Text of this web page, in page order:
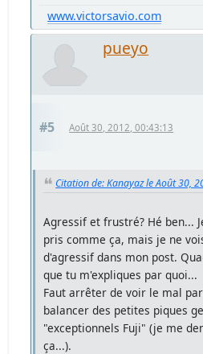
www.victorsavio.com
pueyo
#5 Août 30, 2012, 00:43:13
Citation de: Kanayaz le Août 30,
Agressif et frustré? Hé ben...
pris comme ça, mais je ne
d'agressif dans mon post.
que tu m'expliques par quoi...
Faut arrêter de voir le mal
balancer des petites piques
"exceptionnels Fuji" (je me
ça...).